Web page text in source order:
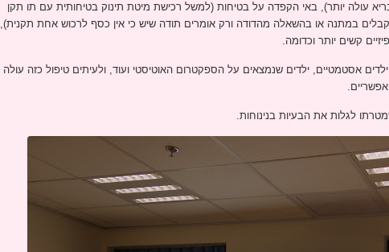
עולה יותר), באי הקפדה על בטיחות (למשל רכישת מיטת תינוק בטיחותית עם תו תקן
במתנה או בהשאלה מהדודה ורק אומרים תודה שיש כי אין כסף לרכוש אחת תקנית),
קשים יותר וכדומה.
אסטמטיים, ילדים שנמצאים על הספקטרום האוטיסטי ועוד, ולעיתים טיפול כזה עולה
לגלות את הבעיות בנינוחות.